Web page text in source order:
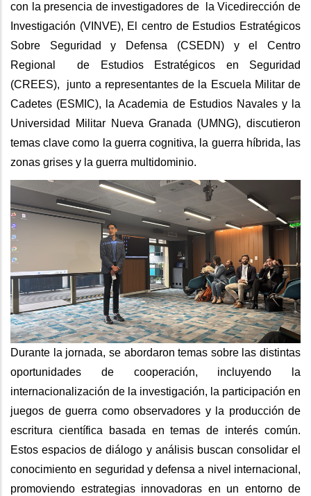
con la presencia de investigadores de la Vicedirección de
Investigación (VINVE), El centro de Estudios Estratégicos
Sobre Seguridad y Defensa (CSEDN) y el Centro
Regional de Estudios Estratégicos en Seguridad
(CREES), junto a representantes de la Escuela Militar de
Cadetes (ESMIC), la Academia de Estudios Navales y la
Universidad Militar Nueva Granada (UMNG), discutieron
temas clave como la guerra cognitiva, la guerra híbrida, las
zonas grises y la guerra multidominio.
Durante la jornada, se abordaron temas sobre las distintas
oportunidades de cooperación, incluyendo la
internacionalización de la investigación, la participación en
juegos de guerra como observadores y la producción de
escritura científica basada en temas de interés común.
Estos espacios de diálogo y análisis buscan consolidar el
conocimiento en seguridad y defensa a nivel internacional,
promoviendo estrategias innovadoras en un entorno de